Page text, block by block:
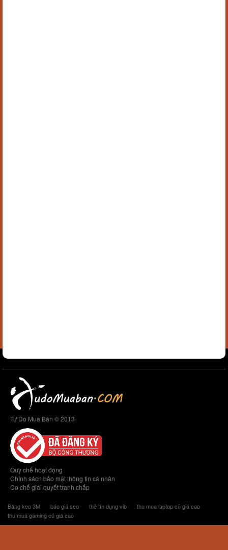
Tự Do Mua Bán © 2013
Quy chế hoạt động
Chính sách bảo mật thông tin cá nhân
Cơ chế giải quyết tranh chấp
Băng keo 3M báo giá seo thẻ tín dụng vib
thu mua laptop cũ giá cao
thu mua gaming cũ giá cao